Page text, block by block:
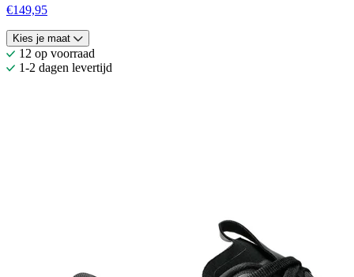
€149,95
Kies je maat
12 op voorraad
1-2 dagen levertijd